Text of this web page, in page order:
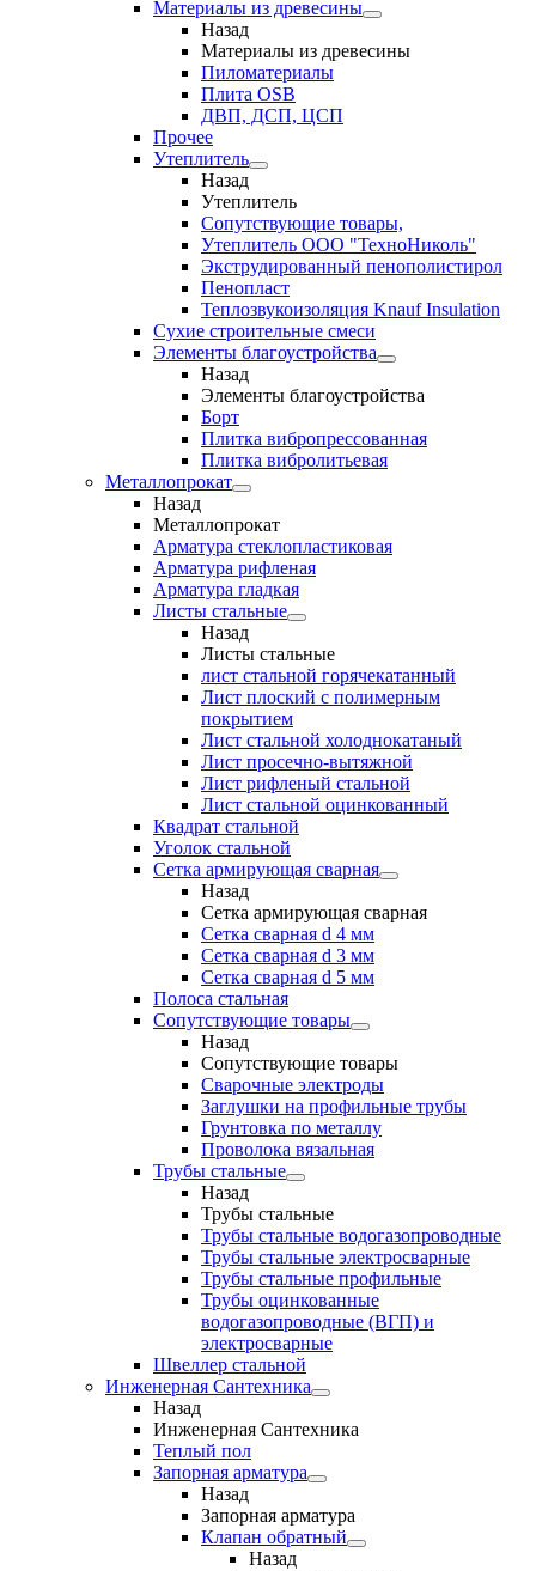
Материалы из древесины
Назад
Материалы из древесины
Пиломатериалы
Плита OSB
ДВП, ДСП, ЦСП
Прочее
Утеплитель
Назад
Утеплитель
Сопутствующие товары,
Утеплитель ООО "ТехноНиколь"
Экструдированный пенополистирол
Пенопласт
Теплозвукоизоляция Knauf Insulation
Сухие строительные смеси
Элементы благоустройства
Назад
Элементы благоустройства
Борт
Плитка вибропрессованная
Плитка вибролитьевая
Металлопрокат
Назад
Металлопрокат
Арматура стеклопластиковая
Арматура рифленая
Арматура гладкая
Листы стальные
Назад
Листы стальные
лист стальной горячекатанный
Лист плоский с полимерным
покрытием
Лист стальной холоднокатаный
Лист просечно-вытяжной
Лист рифленый стальной
Лист стальной оцинкованный
Квадрат стальной
Уголок стальной
Сетка армирующая сварная
Назад
Сетка армирующая сварная
Сетка сварная d 4 мм
Сетка сварная d 3 мм
Сетка сварная d 5 мм
Полоса стальная
Сопутствующие товары
Назад
Сопутствующие товары
Сварочные электроды
Заглушки на профильные трубы
Грунтовка по металлу
Проволока вязальная
Трубы стальные
Назад
Трубы стальные
Трубы стальные водогазопроводные
Трубы стальные электросварные
Трубы стальные профильные
Трубы оцинкованные
водогазопроводные (ВГП) и
электросварные
Швеллер стальной
Инженерная Сантехника
Назад
Инженерная Сантехника
Теплый пол
Запорная арматура
Назад
Запорная арматура
Клапан обратный
Назад